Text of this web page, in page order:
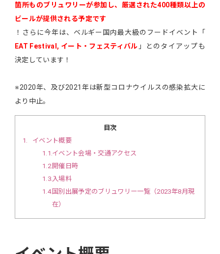
箇所ものブリュワリーが参加し、厳選された400種類以上の
ビールが提供される予定です
！さらに今年は、ベルギー国内最大級のフードイベント「
EAT Festival, イート・フェスティバル 」とのタイアップも
決定しています！
※2020年、及び2021年は新型コロナウイルスの感染拡大に
より中止。
目次
1
イベント概要
1.1 イベント会場・交通アクセス
1.2開催日時
1.3入場料
1.4国別出展予定のブリュワリー一覧（2023年8月現
在）